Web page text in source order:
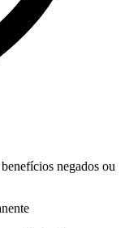
negados ou